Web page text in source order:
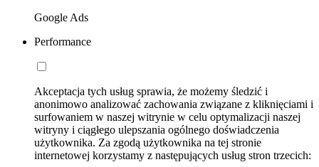
Google Ads
Performance
Akceptacja tych usług sprawia, że możemy śledzić i
anonimowo analizować zachowania związane z kliknięciami i
surfowaniem w naszej witrynie w celu optymalizacji naszej
witryny i ciągłego ulepszania ogólnego doświadczenia
użytkownika. Za zgodą użytkownika na tej stronie
internetowej korzystamy z następujących usług stron trzecich: